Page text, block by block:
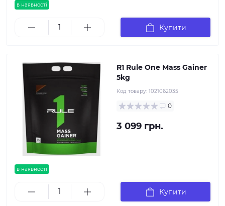
в наявності
Купити
в наявності
R1 Rule One Mass Gainer
5kg
Код товару: 1021062035
0
3 099 грн.
Купити